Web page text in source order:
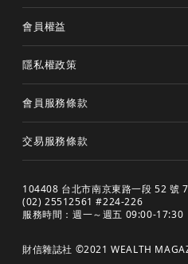
會員權益
隱私權政策
會員服務條款
交易服務條款
104408 台北市南京東路一段 52 號
(02) 25512561 #224-226
服務時間：週一～週五 09:00-17:30
財信雜誌社 ©2021 WEALTH